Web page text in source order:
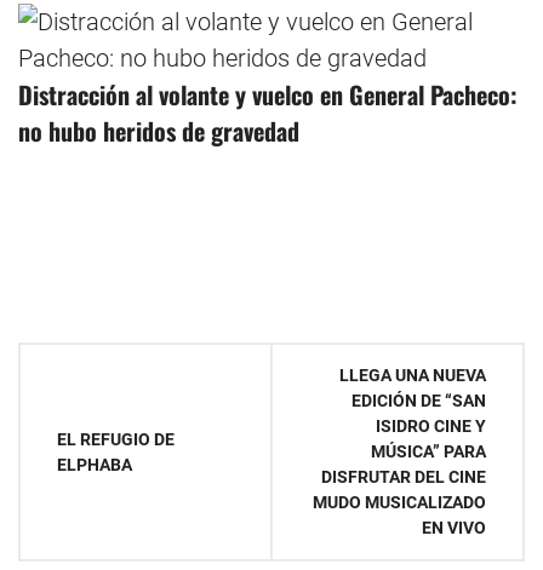
Distracción al volante y vuelco en General Pacheco:
no hubo heridos de gravedad
entradas
EL REFUGIO DE
ELPHABA
LLEGA UNA NUEVA
EDICIÓN DE “SAN
ISIDRO CINE Y
MÚSICA” PARA
DISFRUTAR DEL CINE
MUDO MUSICALIZADO
EN VIVO